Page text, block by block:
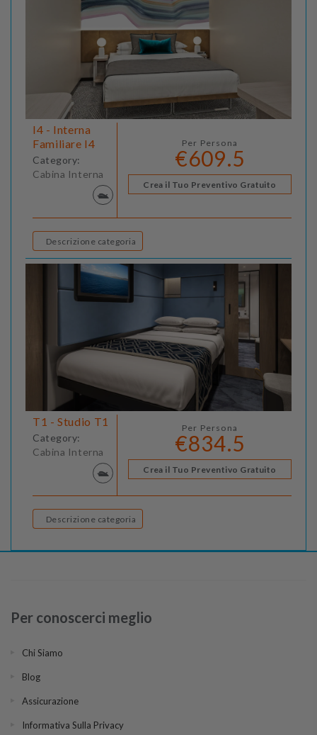
I4 - Interna
Familiare I4
Category:
Cabina Interna
Per Persona
€609.5
Crea il Tuo Preventivo Gratuito
Descrizione categoria
T1 - Studio T1
Category:
Cabina Interna
Per Persona
€834.5
Crea il Tuo Preventivo Gratuito
Descrizione categoria
Per conoscerci meglio
Chi Siamo
Blog
Assicurazione
Informativa Sulla Privacy